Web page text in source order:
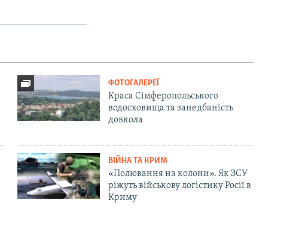
ФОТОГАЛЕРЕЇ
Краса Сімферопольського
водосховища та занедбаність
довкола
ВІЙНА ТА КРИМ
«Полювання на колони». Як ЗСУ
ріжуть військову логістику Росії в
Криму